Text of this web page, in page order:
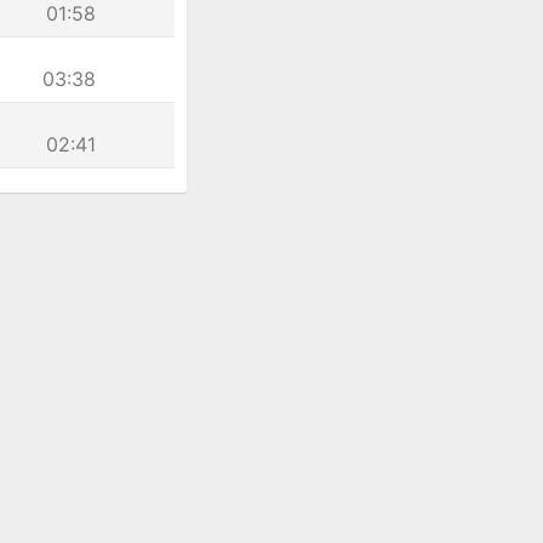
01:58
03:38
02:41